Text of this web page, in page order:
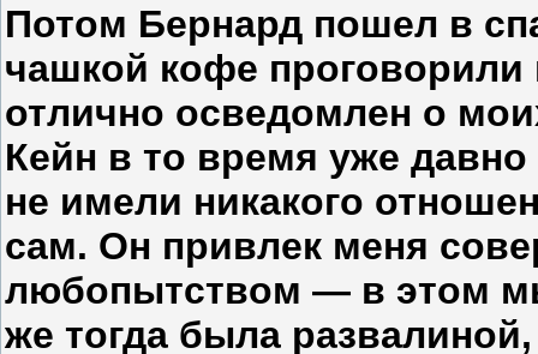
Потом Бернард пошел в
чашкой кофе
отлично осведомлен о
Кейн в то время уже
не имели никакого
сам. Он привлек меня
любопытством — в этом
же тогда была